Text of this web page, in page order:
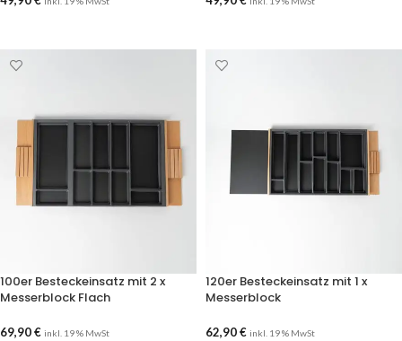
100er Besteckeinsatz mit 2 x
Messerblock Flach
69,90€ inkl. 19 % MwSt
120er Besteckeinsatz mit 1 x
Messerblock
62,90€ inkl. 19 % MwSt